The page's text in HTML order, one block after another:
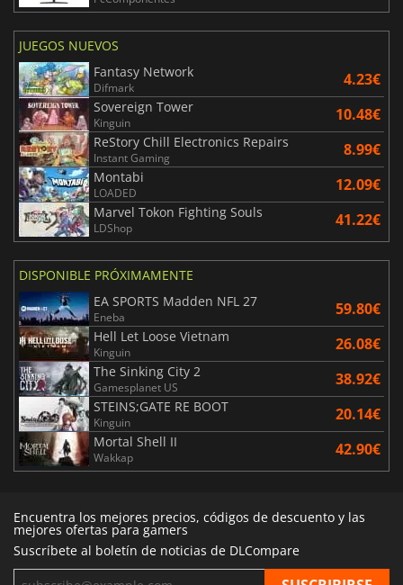
JUEGOS NUEVOS
Fantasy Network
Difmark 4.23€
Sovereign Tower
Kinguin 10.48€
ReStory Chill Electronics Repairs
Instant Gaming 8.99€
Montabi
LOADED 12.09€
Marvel Tokon Fighting Souls
LDShop 41.22€
DISPONIBLE PRÓXIMAMENTE
EA SPORTS Madden NFL 27
Eneba 59.80€
Hell Let Loose Vietnam
Kinguin 26.08€
The Sinking City 2
Gamesplanet US 38.92€
STEINS;GATE RE BOOT
Kinguin 20.14€
Mortal Shell II
Wakkap 42.90€
Encuentra los mejores precios, códigos de descuento y las
mejores ofertas para gamers
Suscríbete al boletín de noticias de DLCompare